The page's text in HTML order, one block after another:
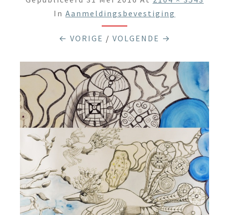
In Aanmeldingsbevestiging
← VORIGE / VOLGENDE →